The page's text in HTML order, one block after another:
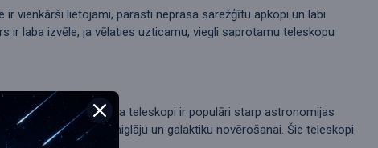
vienkārši lietojami, parasti neprasa sarežģītu apkopi un labi
ir laba izvēle, ja vēlaties uzticamu, viegli saprotamu teleskopu
cenu. Ņūtona teleskopi ir populāri starp astronomijas
zvaigžņu kopu, miglāju un galaktiku novērošanai. Šie teleskopi